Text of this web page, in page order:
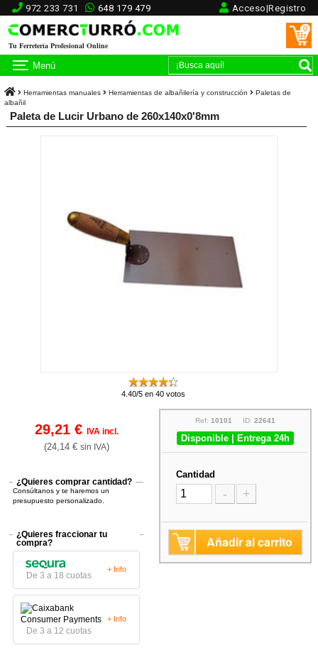
972 233 731 648 179 479 Acceso|Registro
Tu Ferretería Profesional Online
0
Menú
Herramientas manuales Herramientas de albañilería y construcción
Paletas de
albañil
Paleta de Lucir Urbano de 260x140x0'8mm
4.40/5 en 40 votos
29,21 € IVA incl.
(24,14 € sin IVA)
¿Quieres comprar cantidad?
Consúltanos y te haremos un
presupuesto personalizado.
¿Quieres fraccionar tu
compra?
De 3 a 18 cuotas
+ Info
De 3 a 12 cuotas
+ Info
Ref: 10101 ID: 22641
Disponible | Entrega 24h
Cantidad
- +
Añadir al carrito